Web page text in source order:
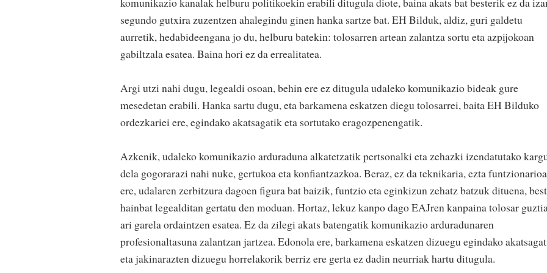
segundo gutxira zuzentzen ahalegindu ginen hanka sartze bat. EH Bilduk, aldiz, guri galdetu
aurretik, hedabideengana jo du, helburu batekin: tolosarren artean zalantza sortu eta azpijokoan
gabiltzala esatea. Baina hori ez da errealitatea.
Argi utzi nahi dugu, legealdi osoan, behin ere ez ditugula udaleko komunikazio bideak gure
mesedetan erabili. Hanka sartu dugu, eta barkamena eskatzen diegu tolosarrei, baita EH Bilduko
ordezkariei ere, egindako akatsagatik eta sortutako eragozpenengatik.
Azkenik, udaleko komunikazio arduraduna alkatetzatik pertsonalki eta zehazki izendatutako
dela gogorarazi nahi nuke, gertukoa eta konfiantzazkoa. Beraz, ez da teknikaria, ezta funtzionarioa
ere, udalaren zerbitzura dagoen figura bat baizik, funtzio eta eginkizun zehatz batzuk dituena,
hainbat legealditan gertatu den moduan. Hortaz, lekuz kanpo dago EAJren kanpaina tolosar
ari garela ordaintzen esatea. Ez da zilegi akats batengatik komunikazio arduradunaren
profesionaltasuna zalantzan jartzea. Edonola ere, barkamena eskatzen dizuegu egindako
eta jakinarazten dizuegu horrelakorik berriz ere gerta ez dadin neurriak hartu ditugula.